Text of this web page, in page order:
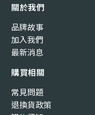
關於我們
品牌故事
加入我們
最新消息
購買相關
常見問題
退換貨政策